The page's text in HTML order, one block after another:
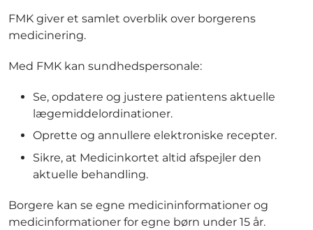
FMK giver et samlet overblik over borgerens
medicinering.
Med FMK kan sundhedspersonale:
Se, opdatere og justere patientens aktuelle
lægemiddelordinationer.
Oprette og annullere elektroniske recepter.
Sikre, at Medicinkortet altid afspejler den
aktuelle behandling.
Borgere kan se egne medicininformationer og
medicinformationer for egne børn under 15 år.